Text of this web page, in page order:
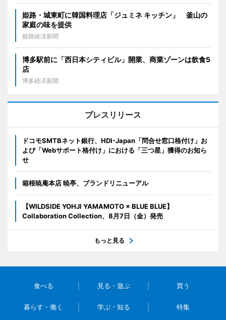
姫路・城東町に韓国料理店「ジュミネ キッチン」 釜山の
家庭の味を提供
姫路経済新聞
博多駅前に「西日本シティビル」開業、商業ゾーンは飲食5
店
博多経済新聞
プレスリリース
ドコモSMTBネット銀行、HDI-Japan「問合せ窓口格付け」お
よび「Webサポート格付け」における「三つ星」獲得のお知ら
せ
箱根暁庵本店 暁亭、ブランドリニューアル
【WILDSIDE YOHJI YAMAMOTO × BLUE BLUE】
Collaboration Collection、8月7日（金）発売
もっと見る
食べる 見る・遊ぶ 買う
暮らす・働く 学ぶ・知る 特集